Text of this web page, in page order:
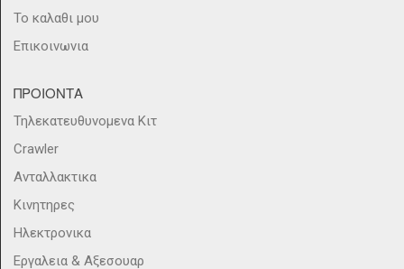
Το καλαθι μου
Επικοινωνια
ΠΡΟΙΟΝΤΑ
Τηλεκατευθυνομενα Κιτ
Crawler
Ανταλλακτικα
Κινητηρες
Ηλεκτρονικα
Εργαλεια & Αξεσουαρ